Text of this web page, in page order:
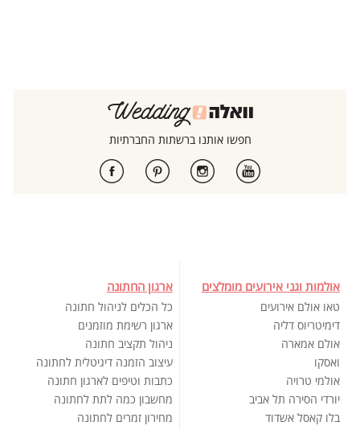
חפשו אותנו ברשתות החברתיות
אולמות וגני אירועים מומלצים
טאו אולם אירועים
דימיטריוס דליה
אולם אמארה
ואסקו
אולמי טרויה
יורדי הסירה תל אביב
בלו קאסל אשדוד
ארגון החתונה
כל הכלים לניהול חתונה
ארגון רשימת מוזמנים
ניהול תקציב חתונה
עיצוב הזמנה דיגיטלית לחתונה
כתבות וטיפים לארגון חתונה
מחשבון כמה לתת לחתונה
מחירון זמרים לחתונה